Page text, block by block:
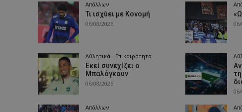
Απόλλων
Τι ισχύει με Κονομή
06/08/2026
Αθλητικά - Επικαιρότητα
Εκεί συνεχίζει ο
Μπαλόγκουν
06/08/2026
Απόλλων